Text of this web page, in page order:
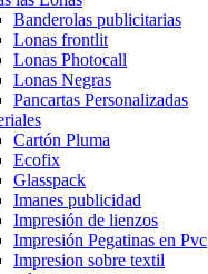
Banderolas publicitarias
Lonas frontlit
Lonas Photocall
Lonas Negras
Pancartas Personalizadas
Cartón Pluma
Ecofix
Glasspack
Imanes publicidad
Impresión de lienzos
Impresión Pegatinas en Pvc
Impresion sobre textil